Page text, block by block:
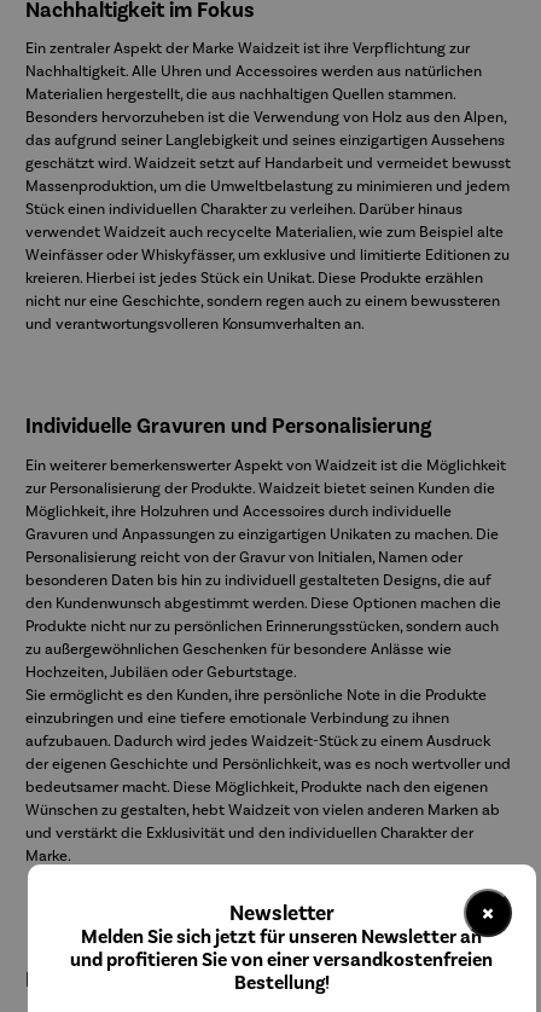
Nachhaltigkeit im Fokus
Ein zentraler Aspekt der Marke Waidzeit ist ihre Verpflichtung zur
Nachhaltigkeit. Alle Uhren und Accessoires werden aus natürlichen
Materialien hergestellt, die aus nachhaltigen Quellen stammen.
Besonders hervorzuheben ist die Verwendung von Holz aus den Alpen,
das aufgrund seiner Langlebigkeit und seines einzigartigen Aussehens
geschätzt wird. Waidzeit setzt auf Handarbeit und vermeidet bewusst
Massenproduktion, um die Umweltbelastung zu minimieren und jedem
Stück einen individuellen Charakter zu verleihen. Darüber hinaus
verwendet Waidzeit auch recycelte Materialien, wie zum Beispiel alte
Weinfässer oder Whiskyfässer, um exklusive und limitierte Editionen zu
kreieren. Hierbei ist jedes Stück ein Unikat. Diese Produkte erzählen
nicht nur eine Geschichte, sondern regen auch zu einem bewussteren
und verantwortungsvolleren Konsumverhalten an.
Individuelle Gravuren und Personalisierung
Ein weiterer bemerkenswerter Aspekt von Waidzeit ist die Möglichkeit
zur Personalisierung der Produkte. Waidzeit bietet seinen Kunden die
Möglichkeit, ihre Holzuhren und Accessoires durch individuelle
Gravuren und Anpassungen zu einzigartigen Unikaten zu machen. Die
Personalisierung reicht von der Gravur von Initialen, Namen oder
besonderen Daten bis hin zu individuell gestalteten Designs, die auf
den Kundenwunsch abgestimmt werden. Diese Optionen machen die
Produkte nicht nur zu persönlichen Erinnerungsstücken, sondern auch
zu außergewöhnlichen Geschenken für besondere Anlässe wie
Hochzeiten, Jubiläen oder Geburtstage.
Sie ermöglicht es den Kunden, ihre persönliche Note in die Produkte
einzubringen und eine tiefere emotionale Verbindung zu ihnen
aufzubauen. Dadurch wird jedes Waidzeit-Stück zu einem Ausdruck
der eigenen Geschichte und Persönlichkeit, was es noch wertvoller und
bedeutsamer macht. Diese Möglichkeit, Produkte nach den eigenen
Wünschen zu gestalten, hebt Waidzeit von vielen anderen Marken ab
und verstärkt die Exklusivität und den individuellen Charakter der
Marke.
Design und Vielfalt
×
Newsletter
Melden Sie sich jetzt für unseren Newsletter an
und profitieren Sie von einer versandkostenfreien
Bestellung!